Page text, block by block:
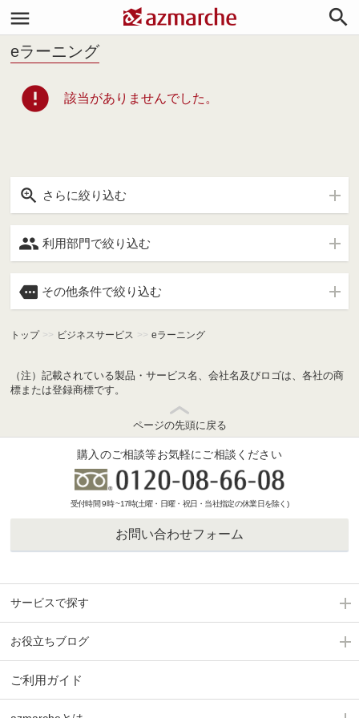


eラーニング
error 該当がありませんでした。
 さらに絞り込む
 利用部門で絞り込む
 その他条件で絞り込む
トップ >> ビジネスサービス >> eラーニング
（注）記載されている製品・サービス名、会社名及びロゴは、各社の商
標または登録商標です。
ページの先頭に戻る
購入のご相談等お気軽にご相談ください
受付時間 9時 ~17時(土曜・日曜・祝日・当社指定の休業日を除く)
お問い合わせフォーム
サービスで探す
お役立ちブログ
ご利用ガイド